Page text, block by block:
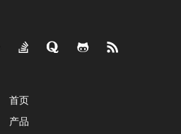
首页
产品